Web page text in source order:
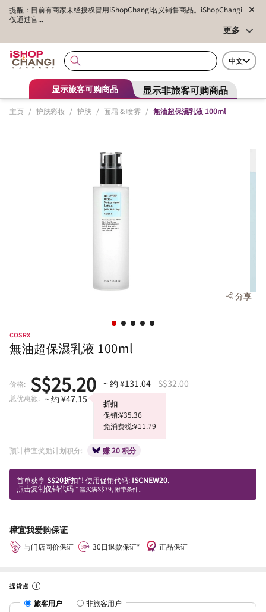
提醒：目前有商家未经授权冒用iShopChangi名义销售商品。iShopChangi
仅通过官...
更多
中文
显示旅客可购商品 显示非旅客可购商品
主页 / 护肤彩妆 / 护肤 / 面霜 & 喷雾 / 無油超保濕乳液 100ml
分享
COSRX
無油超保濕乳液 100ml
价格: S$25.20 ~ 约 ¥131.04 S$32.00
总优惠额: ~ 约 ¥47.15
折扣
促销:¥35.36
免消费税:¥11.79
预计樟宜奖励计划积分: 赚 20 积分
首单获享S$20折扣*! 使用促销代码: ISCNEW20.
点击复制促销代码 * 需买满S$79, 附带条件。
樟宜我爱购保证
与门店同价保证 30日退款保证* 正品保证
提货点
旅客用户 非旅客用户